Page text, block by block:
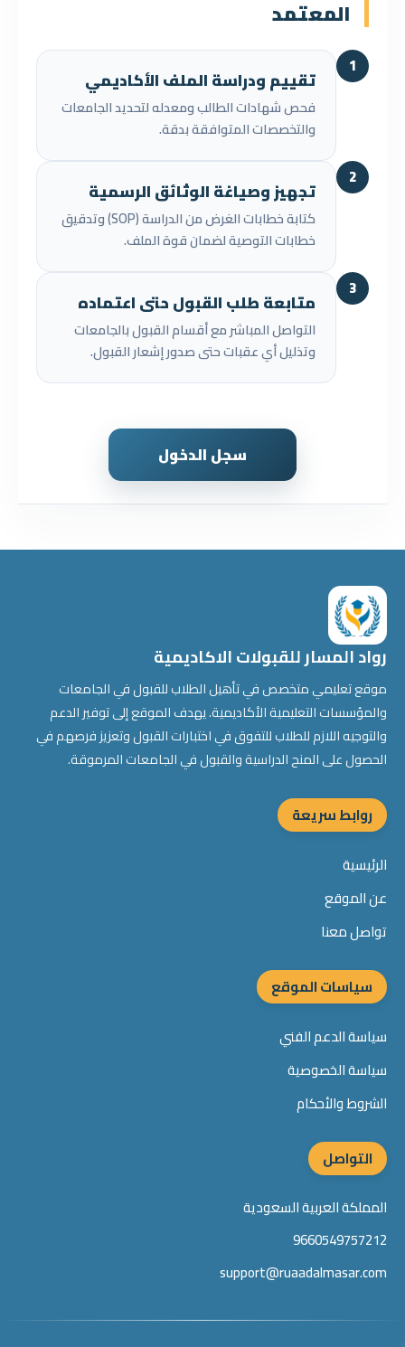
المعتمد
1
تقييم ودراسة الملف الأكاديمي
فحص شهادات الطالب ومعدله لتحديد الجامعات
والتخصصات المتوافقة بدقة.
2
تجهيز وصياغة الوثائق الرسمية
كتابة خطابات الغرض من الدراسة (SOP) وتدقيق
خطابات التوصية لضمان قوة الملف.
3
متابعة طلب القبول حتى اعتماده
التواصل المباشر مع أقسام القبول بالجامعات
وتذليل أي عقبات حتى صدور إشعار القبول.
سجل الدخول
رواد المسار للقبولات الاكاديمية
موقع تعليمي متخصص في تأهيل الطلاب للقبول في الجامعات
والمؤسسات التعليمية الأكاديمية. يهدف الموقع إلى توفير الدعم
والتوجيه اللازم للطلاب للتفوق في اختبارات القبول وتعزيز فرصهم في
الحصول على المنح الدراسية والقبول في الجامعات المرموقة.
روابط سريعة
الرئيسية
عن الموقع
تواصل معنا
سياسات الموقع
سياسة الدعم الفني
سياسة الخصوصية
الشروط والأحكام
التواصل
المملكة العربية السعودية
9660549757212
support@ruaadalmasar.com